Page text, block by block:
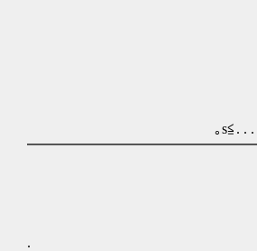
乂.
`r.|
i::! ゝ-､
,|::! }＿＿
／.|:| ノ､-
／. . . i! `ｰ
｡s´. .
｡s≦. . . . . . . .
……ああ、なんだ
.